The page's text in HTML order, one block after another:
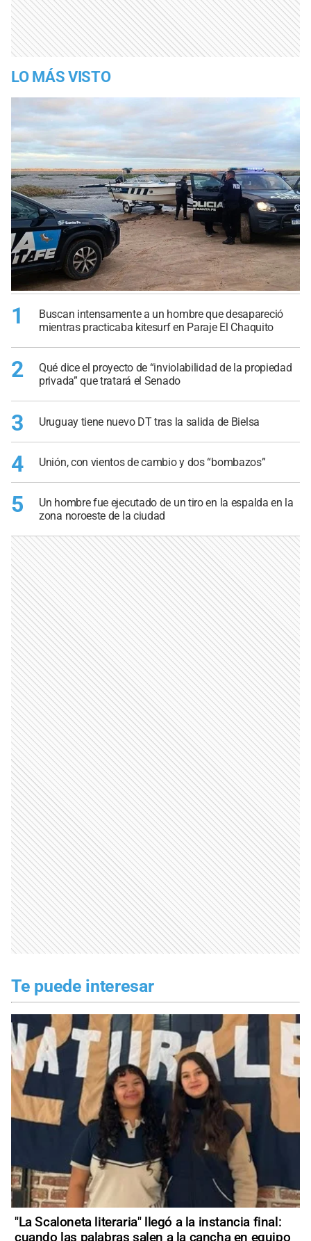
LO MÁS VISTO
1
Buscan intensamente a un hombre que desapareció
mientras practicaba kitesurf en Paraje El Chaquito
2
Qué dice el proyecto de “inviolabilidad de la propiedad
privada” que tratará el Senado
3 Uruguay tiene nuevo DT tras la salida de Bielsa
4 Unión, con vientos de cambio y dos “bombazos”
5
Un hombre fue ejecutado de un tiro en la espalda en la
zona noroeste de la ciudad
Te puede interesar
"La Scaloneta literaria" llegó a la instancia final:
cuando las palabras salen a la cancha en equipo